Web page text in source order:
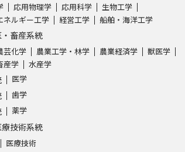
応用物理学 応用科学
生物工学
ネルギー工学
経営工学 船舶・海洋工学
畜産系統
芸化学 農業工学・林学 農業経済学
獣医学
産学
水産学
医学
歯学
薬学
技術系統
医療技術